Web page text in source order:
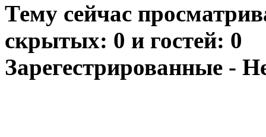
Тему сейчас
скрытых: 0 и гостей: 0
Зарегестрированные -